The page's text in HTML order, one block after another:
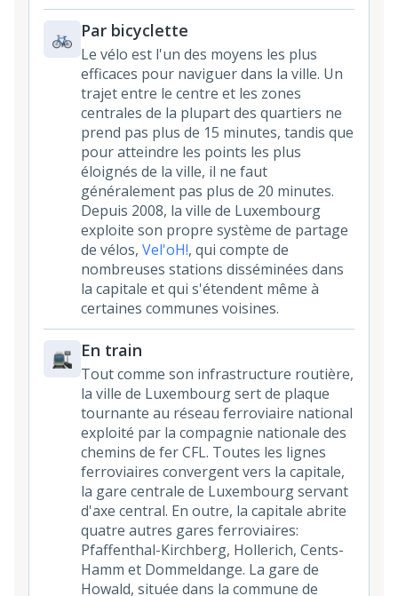
Par bicyclette
Le vélo est l'un des moyens les plus
efficaces pour naviguer dans la ville. Un
trajet entre le centre et les zones
centrales de la plupart des quartiers ne
prend pas plus de 15 minutes, tandis que
pour atteindre les points les plus
éloignés de la ville, il ne faut
généralement pas plus de 20 minutes.
Depuis 2008, la ville de Luxembourg
exploite son propre système de partage
de vélos, Vel'oH!, qui compte de
nombreuses stations disséminées dans
la capitale et qui s'étendent même à
certaines communes voisines.
En train
Tout comme son infrastructure routière,
la ville de Luxembourg sert de plaque
tournante au réseau ferroviaire national
exploité par la compagnie nationale des
chemins de fer CFL. Toutes les lignes
ferroviaires convergent vers la capitale,
la gare centrale de Luxembourg servant
d'axe central. En outre, la capitale abrite
quatre autres gares ferroviaires:
Pfaffenthal-Kirchberg, Hollerich, Cents-
Hamm et Dommeldange. La gare de
Howald, située dans la commune de